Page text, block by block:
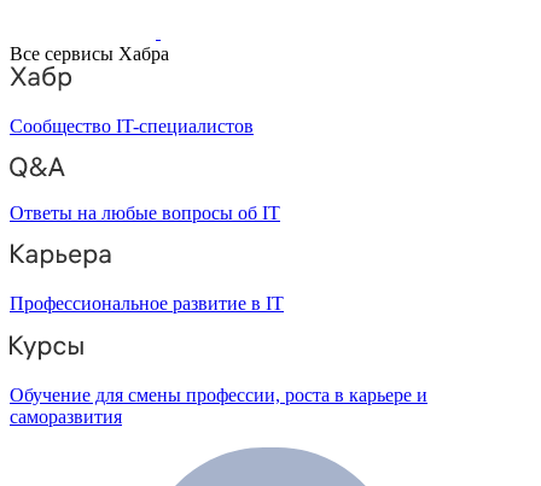
Все сервисы Хабра
Сообщество IT-специалистов
Ответы на любые вопросы об IT
Профессиональное развитие в IT
Обучение для смены профессии, роста в карьере и
саморазвития